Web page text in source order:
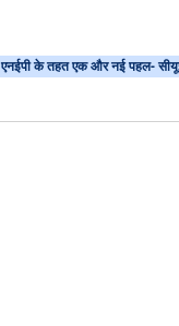
एनईपी के तहत एक और नई पहल-